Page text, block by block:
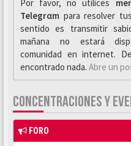
Por favor, no utilices
Telegrαm para resolver
sentido es transmitir
mañana no estará
comunidad en internet.
encontrado nada. Abre un
CONCENTRACIONES Y
FORO